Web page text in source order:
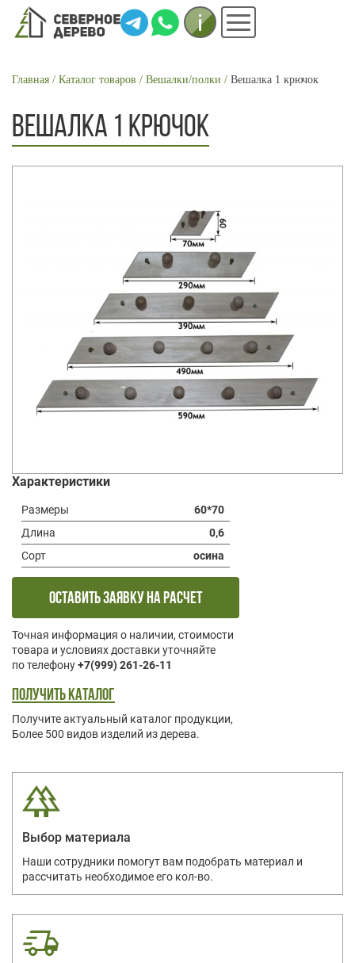
Инфо Меню
СТРОКА
Главная Каталог товаров Вешалки/полки Вешалка 1 крючок
ВЕШАЛКА 1 КРЮЧОК
Характеристики
Размеры
60*70
Длина
0,6
Сорт
осина
оставить заявку на расчет
Точная информация о наличии, стоимости
товара и условиях доставки уточняйте
по телефону+7(999) 261-26-11
Получить каталог
Получите актуальный каталог продукции,
Более 500 видов изделий из дерева.
Выбор материала
Наши сотрудники помогут вам подобрать материал и
рассчитать необходимое его кол-во.